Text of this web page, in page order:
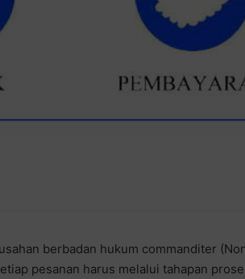
berbadan hukum commanditer
pesanan harus melalui tahapan